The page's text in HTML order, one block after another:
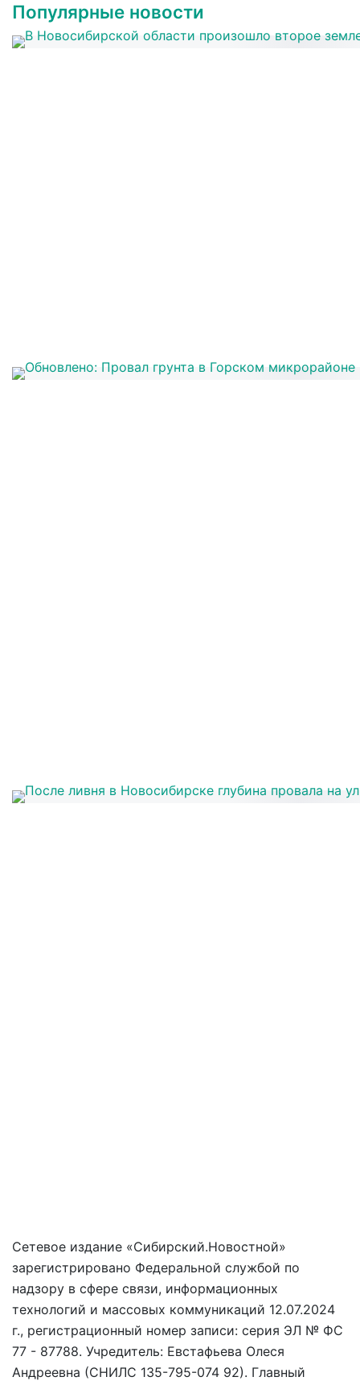
Популярные новости
Сетевое издание «Сибирский.Новостной»
зарегистрировано Федеральной службой по
надзору в сфере связи, информационных
технологий и массовых коммуникаций 12.07.2024
г., регистрационный номер записи: серия ЭЛ № ФС
77 - 87788. Учредитель: Евстафьева Олеся
Андреевна (СНИЛС 135-795-074 92). Главный